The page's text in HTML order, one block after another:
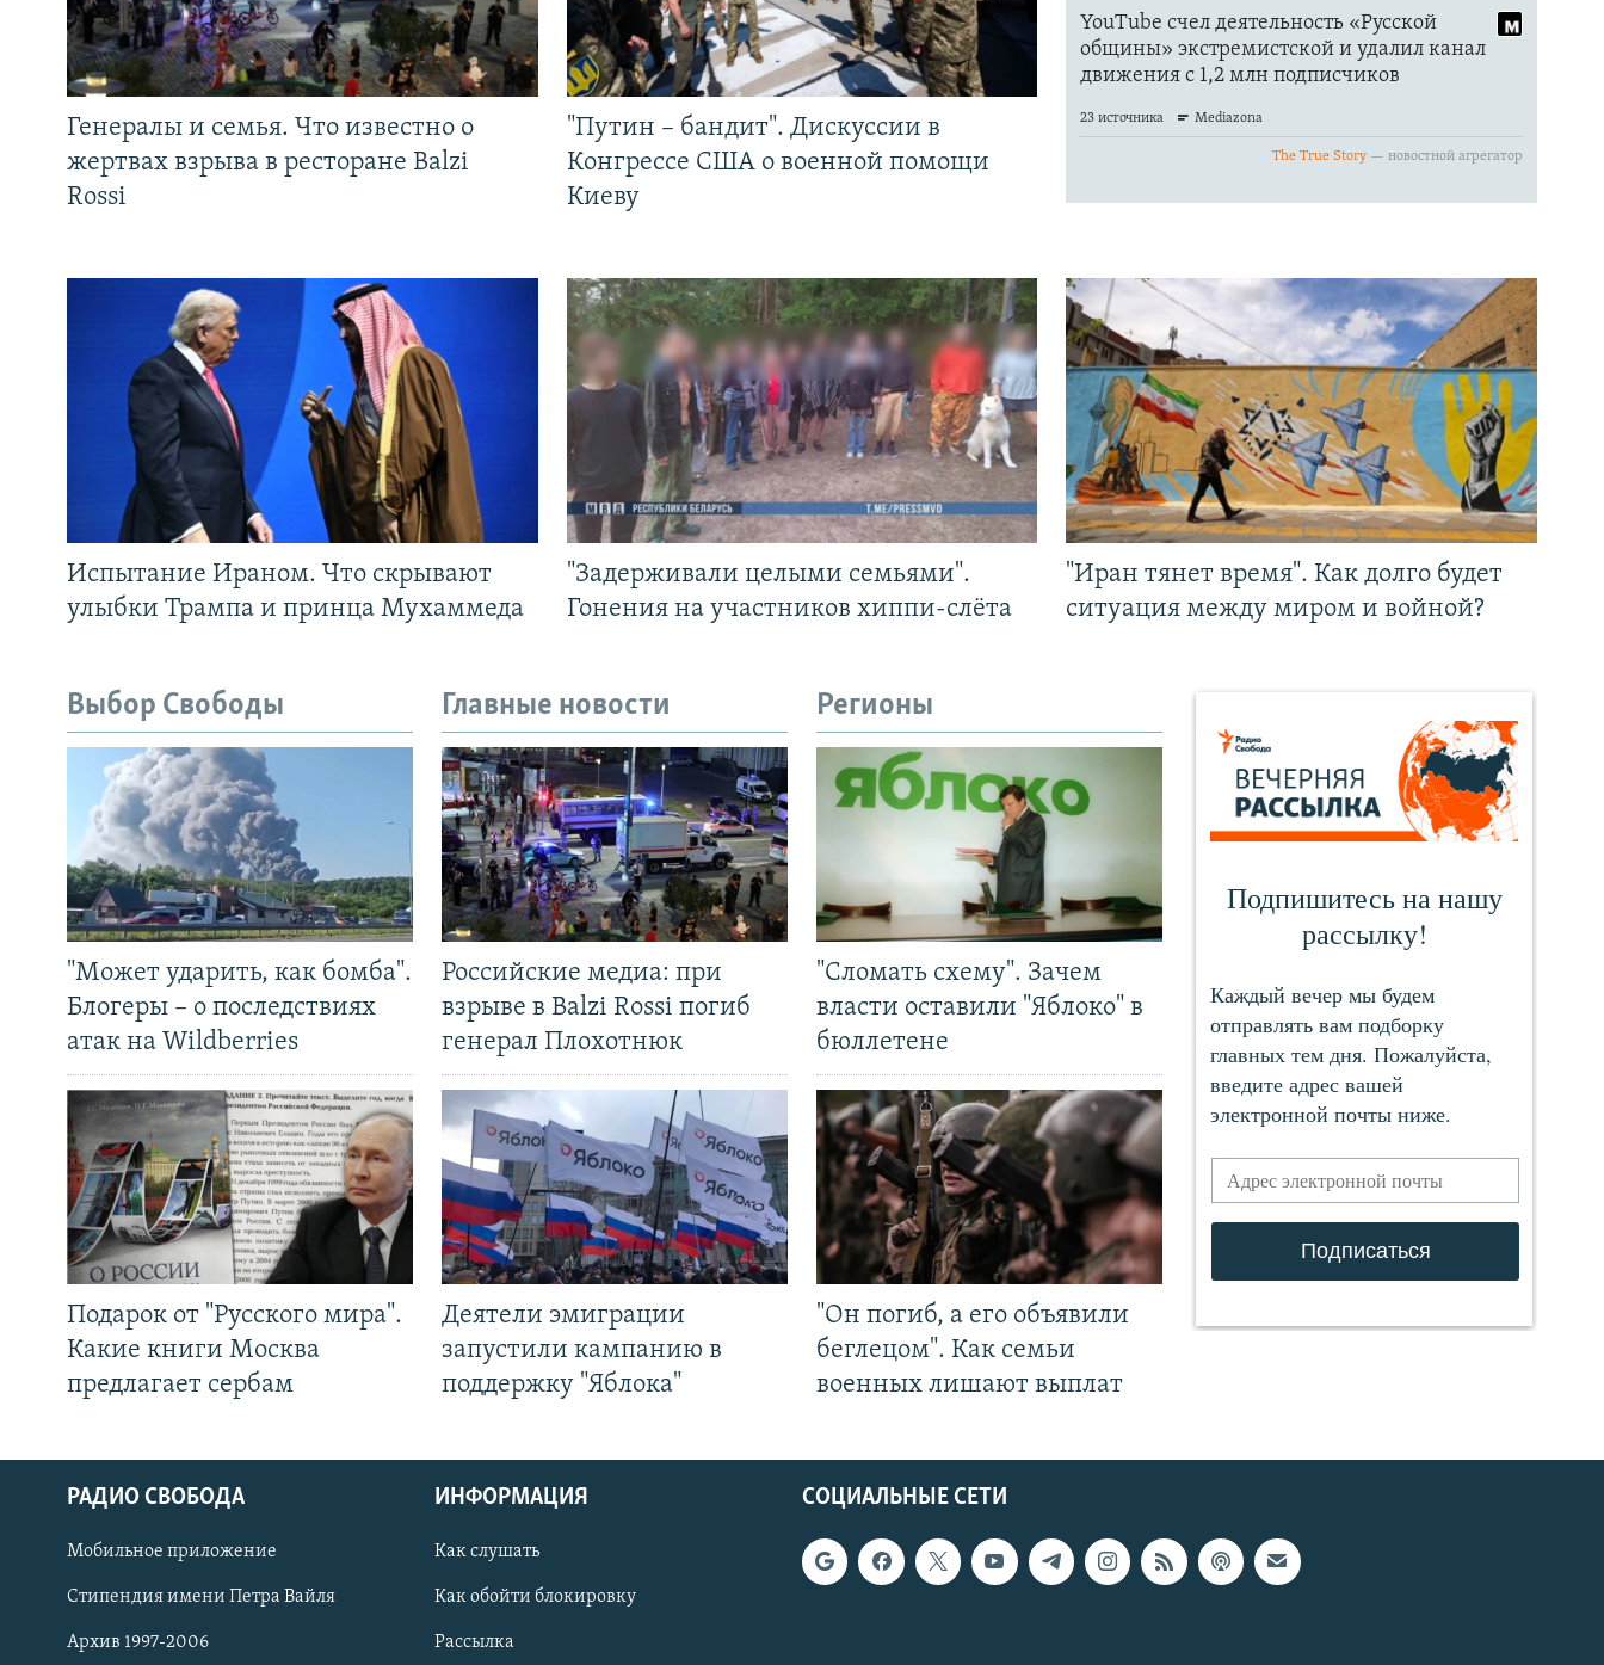
СОЦИАЛЬНЫЕ СЕТИ
Генералы и семья. Что известно о
жертвах взрыва в ресторане Balzi
Rossi
"Путин – бандит". Дискуссии в
Конгрессе США о военной помощи
Киеву
Испытание Ираном. Что скрывают
улыбки Трампа и принца Мухаммеда
"Задерживали целыми семьями".
Гонения на участников хиппи-слёта
"Иран тянет время". Как долго будет
ситуация между миром и войной?
Выбор Свободы
"Может ударить, как бомба".
Блогеры – о последствиях
атак на Wildberries
Подарок от "Русского мира".
Какие книги Москва
предлагает сербам
Главные новости
Российские медиа: при
взрыве в Balzi Rossi погиб
генерал Плохотнюк
Деятели эмиграции
запустили кампанию в
поддержку "Яблока"
Регионы
"Сломать схему". Зачем
власти оставили "Яблоко" в
бюллетене
"Он погиб, а его объявили
беглецом". Как семьи
военных лишают выплат
СОЦИАЛЬНЫЕ СЕТИ
РАДИО СВОБОДА
Мобильное приложение
Стипендия имени Петра Вайля
Архив 1997-2006
ИНФОРМАЦИЯ
Как слушать
Как обойти блокировку
Рассылка